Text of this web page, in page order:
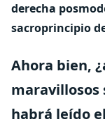
derecha
sacroprincipio
Ahora bien,
maravillosos
habrá leído el